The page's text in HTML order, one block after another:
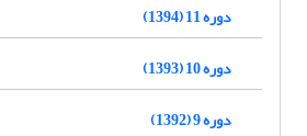
دوره 11 (1394)
دوره 10 (1393)
دوره 9 (1392)